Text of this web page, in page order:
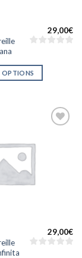
29,00€
OPTIONS
29,00€